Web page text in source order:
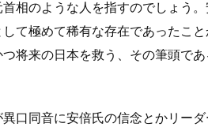
相のような人を指すのでしょう。
て極めて稀有な存在であったこ
将来の日本を救う、その筆頭で
口同音に安倍氏の信念とかリー